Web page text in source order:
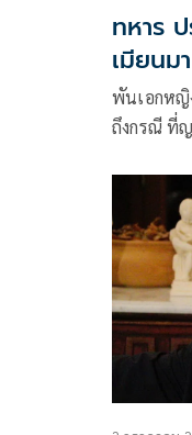
ทหาร
เมียนม
ไถ่
พันเอกหญิ
ถึงกรณี ที่
พื้นที่ชนก
นั้น ทางกก